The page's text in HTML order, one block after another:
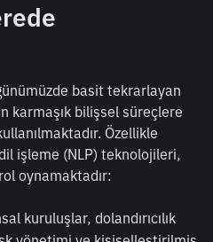
basit tekrarlayan
karmaşık bilişsel süreçlere
Özellikle
işleme (NLP) teknolojileri,
oynamaktadır:
kuruluşlar, dolandırıcılık